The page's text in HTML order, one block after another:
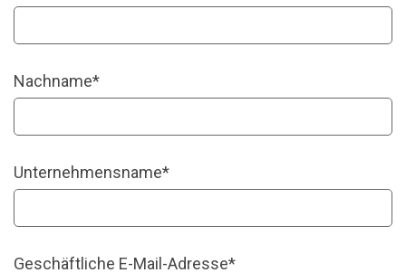
Nachname*
Unternehmensname*
Geschäftliche E-Mail-Adresse*